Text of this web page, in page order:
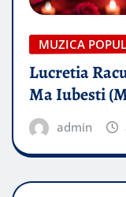
MUZICA
Lucretia
Ma Iubesti
admin